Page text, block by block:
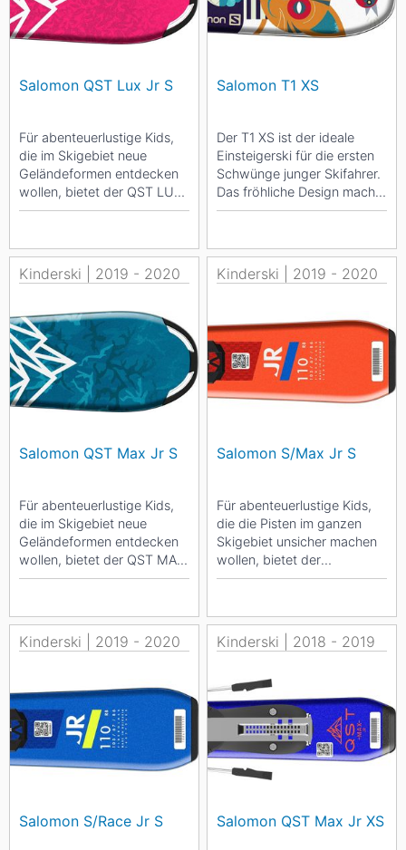
Salomon QST Lux Jr S
Für abenteuerlustige Kids,
die im Skigebiet neue
Geländeformen entdecken
wollen, bietet der QST LUX
JR S + C5 GW geringes
Salomon T1 XS
Der T1 XS ist der ideale
Einsteigerski für die ersten
Schwünge junger Skifahrer.
Das fröhliche Design macht
den Ski auch für die
Kinderski | 2019 - 2020
Salomon QST Max Jr S
Für abenteuerlustige Kids,
die im Skigebiet neue
Geländeformen entdecken
wollen, bietet der QST MAX
JR S + C5 GW geringes
Kinderski | 2019 - 2020
Salomon S/Max Jr S
Für abenteuerlustige Kids,
die die Pisten im ganzen
Skigebiet unsicher machen
wollen, bietet der
S/MAX JR M einen weich
Kinderski | 2019 - 2020
Salomon S/Race Jr S
Kinderski | 2018 - 2019
Salomon QST Max Jr XS